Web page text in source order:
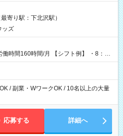
寄り駅：下北沢駅）
ッズ
/月 【シフト例】 ・8：00
/ 副業・WワークOK / 10名以上の大量
応募する 詳細へ